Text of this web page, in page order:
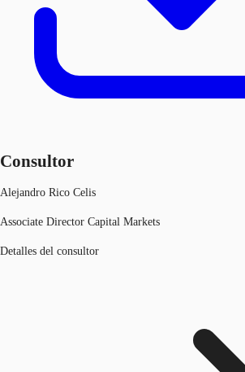
Consultor
Alejandro Rico Celis
Associate Director Capital Markets
Detalles del consultor